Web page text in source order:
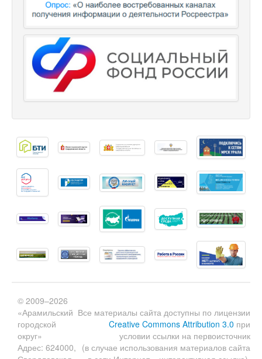
Все материалы сайта доступны по лицензии
Creative Commons Attribution 3.0 при
условии ссылки на первоисточник
(в случае использования материалов сайта
© 2009–2026
«Арамильский
городской
округ»
Адрес: 624000,